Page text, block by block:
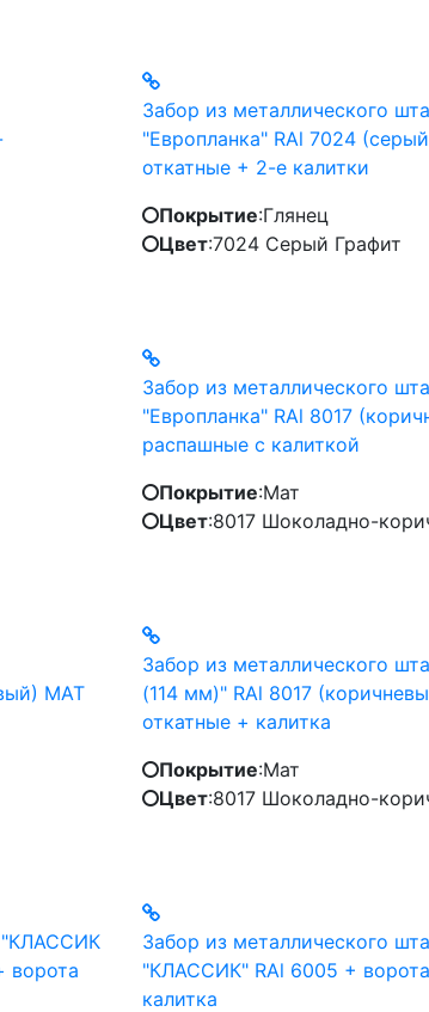
Забор из металлического
"Европланка" RAl 7024
откатные + 2-е калитки
Покрытие:Глянец
Цвет:7024 Серый Графит
Забор из металлического
"Европланка" RAl 8017
распашные с калиткой
Покрытие:Мат
Цвет:8017 Шоколадно-
MAT
Забор из металлического
(114 мм)" RAl 8017
откатные + калитка
Покрытие:Мат
Цвет:8017 Шоколадно-
"КЛАССИК
ворота
Забор из металлического
"КЛАССИК" RAl 6005 +
калитка